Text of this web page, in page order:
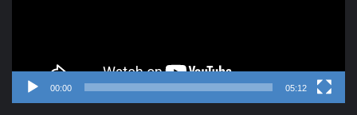
00:00 05:12